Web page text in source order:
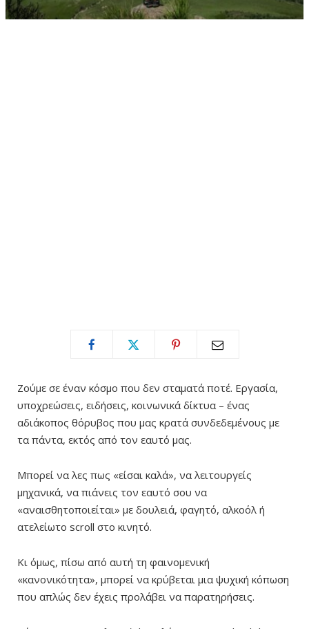
Ζούμε σε έναν κόσμο που δεν σταματά ποτέ. Εργασία,
υποχρεώσεις, ειδήσεις, κοινωνικά δίκτυα – ένας
αδιάκοπος θόρυβος που μας κρατά συνδεδεμένους με
τα πάντα, εκτός από τον εαυτό μας.
Μπορεί να λες πως «είσαι καλά», να λειτουργείς
μηχανικά, να πιάνεις τον εαυτό σου να
«αναισθητοποιείται» με δουλειά, φαγητό, αλκοόλ ή
ατελείωτο scroll στο κινητό.
Κι όμως, πίσω από αυτή τη φαινομενική
«κανονικότητα», μπορεί να κρύβεται μια ψυχική κόπωση
που απλώς δεν έχεις προλάβει να παρατηρήσεις.